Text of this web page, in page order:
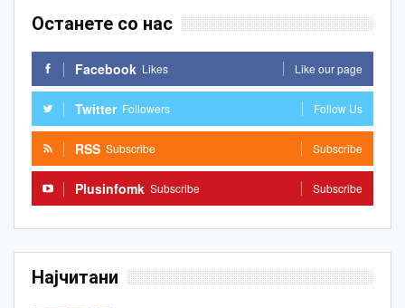
Останете со нас
Facebook Likes Like our page
Twitter Followers Follow Us
RSS Subscribe Subscribe
Plusinfomk Subscribe Subscribe
Најчитани